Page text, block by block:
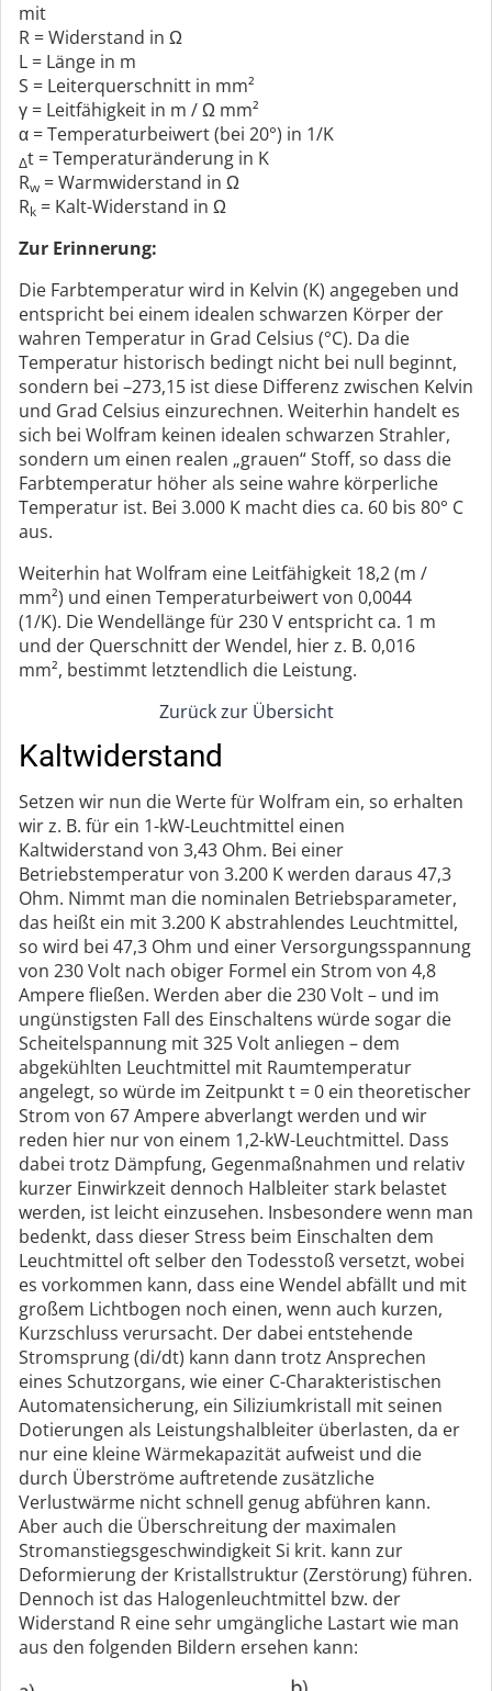
mit
R = Widerstand in Ω
L = Länge in m
S = Leiterquerschnitt in mm²
γ = Leitfähigkeit in m / Ω mm²
α = Temperaturbeiwert (bei 20°) in 1/K
Δt = Temperaturänderung in K
Rw = Warmwiderstand in Ω
Rk = Kalt-Widerstand in Ω
Zur Erinnerung:
Die Farbtemperatur wird in Kelvin (K) angegeben und
entspricht bei einem idealen schwarzen Körper der
wahren Temperatur in Grad Celsius (°C). Da die
Temperatur historisch bedingt nicht bei null beginnt,
sondern bei –273,15 ist diese Differenz zwischen Kelvin
und Grad Celsius einzurechnen. Weiterhin handelt es
sich bei Wolfram keinen idealen schwarzen Strahler,
sondern um einen realen „grauen“ Stoff, so dass die
Farbtemperatur höher als seine wahre körperliche
Temperatur ist. Bei 3.000 K macht dies ca. 60 bis 80° C
aus.
Weiterhin hat Wolfram eine Leitfähigkeit 18,2 (m /
mm²) und einen Temperaturbeiwert von 0,0044
(1/K). Die Wendellänge für 230 V entspricht ca. 1 m
und der Querschnitt der Wendel, hier z. B. 0,016
mm², bestimmt letztendlich die Leistung.
Zurück zur Übersicht
Kaltwiderstand
Setzen wir nun die Werte für Wolfram ein, so erhalten
wir z. B. für ein 1-kW-Leuchtmittel einen
Kaltwiderstand von 3,43 Ohm. Bei einer
Betriebstemperatur von 3.200 K werden daraus 47,3
Ohm. Nimmt man die nominalen Betriebsparameter,
das heißt ein mit 3.200 K abstrahlendes Leuchtmittel,
so wird bei 47,3 Ohm und einer Versorgungsspannung
von 230 Volt nach obiger Formel ein Strom von 4,8
Ampere fließen. Werden aber die 230 Volt – und im
ungünstigsten Fall des Einschaltens würde sogar die
Scheitelspannung mit 325 Volt anliegen – dem
abgekühlten Leuchtmittel mit Raumtemperatur
angelegt, so würde im Zeitpunkt t = 0 ein theoretischer
Strom von 67 Ampere abverlangt werden und wir
reden hier nur von einem 1,2-kW-Leuchtmittel. Dass
dabei trotz Dämpfung, Gegenmaßnahmen und relativ
kurzer Einwirkzeit dennoch Halbleiter stark belastet
werden, ist leicht einzusehen. Insbesondere wenn man
bedenkt, dass dieser Stress beim Einschalten dem
Leuchtmittel oft selber den Todesstoß versetzt, wobei
es vorkommen kann, dass eine Wendel abfällt und mit
großem Lichtbogen noch einen, wenn auch kurzen,
Kurzschluss verursacht. Der dabei entstehende
Stromsprung (di/dt) kann dann trotz Ansprechen
eines Schutzorgans, wie einer C-Charakteristischen
Automatensicherung, ein Siliziumkristall mit seinen
Dotierungen als Leistungshalbleiter überlasten, da er
nur eine kleine Wärmekapazität aufweist und die
durch Überströme auftretende zusätzliche
Verlustwärme nicht schnell genug abführen kann.
Aber auch die Überschreitung der maximalen
Stromanstiegsgeschwindigkeit Si krit. kann zur
Deformierung der Kristallstruktur (Zerstörung) führen.
Dennoch ist das Halogenleuchtmittel bzw. der
Widerstand R eine sehr umgängliche Lastart wie man
aus den folgenden Bildern ersehen kann: